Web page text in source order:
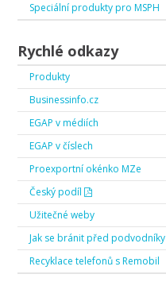
Speciální produkty pro MSPH
Rychlé odkazy
Produkty
Businessinfo.cz
EGAP v médiích
EGAP v číslech
Proexportní okénko MZe
Český podíl
Užitečné weby
Jak se bránit před podvodníky
Recyklace telefonů s Remobil